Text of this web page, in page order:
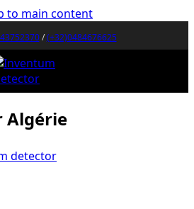
to main content
/(+32)0484676625
Algérie
detector